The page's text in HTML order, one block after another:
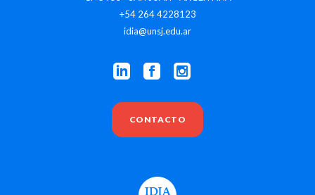
+54 264 4228123
idia@unsj.edu.ar
CONTACTO